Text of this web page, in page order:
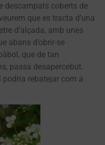
descampats coberts de
que es tracta d’una
d’alçada, amb unes
abans d’obrir-se
que de tan
passa desapercebut.
podria rebatejar com a